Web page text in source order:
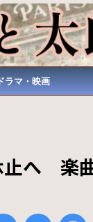
ラマ・映画
へ 楽